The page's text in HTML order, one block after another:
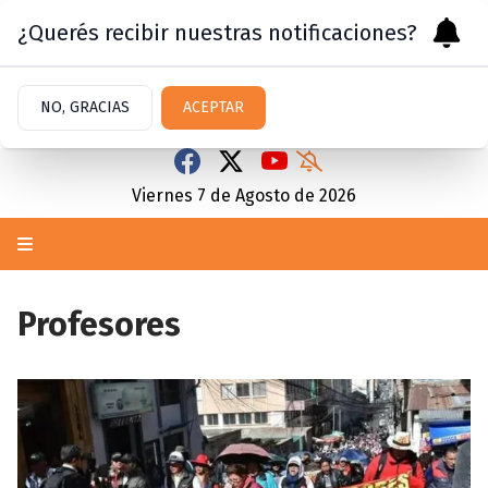
Viernes 7 de Agosto de 2026
Profesores
¿Querés recibir nuestras notificaciones?
NO, GRACIAS ACEPTAR